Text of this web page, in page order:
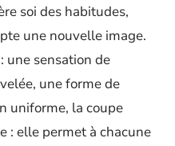
soi des habitudes,
une nouvelle image.
une sensation de
une forme de
uniforme, la coupe
: elle permet à chacune